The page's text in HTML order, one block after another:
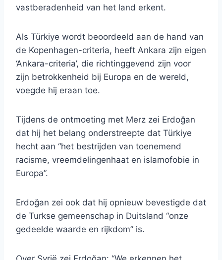
vastberadenheid van het land erkent.
Als Türkiye wordt beoordeeld aan de hand van
de Kopenhagen-criteria, heeft Ankara zijn eigen
‘Ankara-criteria’, die richtinggevend zijn voor
zijn betrokkenheid bij Europa en de wereld,
voegde hij eraan toe.
Tijdens de ontmoeting met Merz zei Erdoğan
dat hij het belang onderstreepte dat Türkiye
hecht aan “het bestrijden van toenemend
racisme, vreemdelingenhaat en islamofobie in
Europa”.
Erdoğan zei ook dat hij opnieuw bevestigde dat
de Turkse gemeenschap in Duitsland “onze
gedeelde waarde en rijkdom” is.